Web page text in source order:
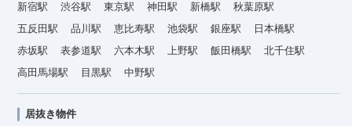
新宿駅
渋谷駅 東京駅 神田駅 新橋駅
秋葉原駅
五反田駅
品川駅 恵比寿駅 池袋駅 銀座駅
日本橋駅
赤坂駅
表参道駅 六本木駅 上野駅 飯田橋駅
北千住駅
高田馬場駅
目黒駅 中野駅
居抜き物件